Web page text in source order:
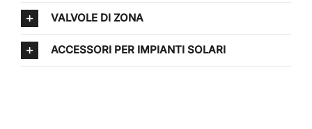
VALVOLE DI ZONA
ACCESSORI PER IMPIANTI SOLARI